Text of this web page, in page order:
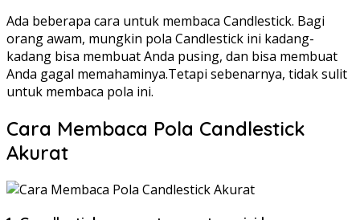
Ada beberapa cara untuk membaca Candlestick. Bagi
orang awam, mungkin pola Candlestick ini kadang-
kadang bisa membuat Anda pusing, dan bisa membuat
Anda gagal memahaminya.Tetapi sebenarnya, tidak sulit
untuk membaca pola ini.
Cara Membaca Pola Candlestick
Akurat